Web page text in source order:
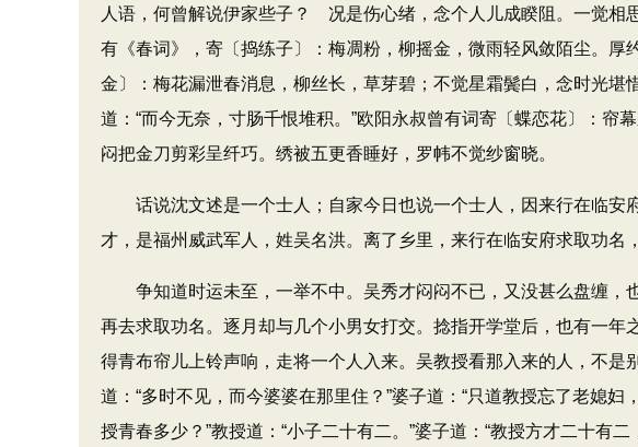
人语，何曾解说伊家些子？ 况是伤心绪，念个人儿成睽阻。一觉相
有《春词》​，寄〔捣练子〕：梅凋粉，柳摇金，微雨轻风敛陌尘。
金〕：梅花漏泄春消息，柳丝长，草芽碧；不觉星霜鬓白，念时光
道：​“而今无奈，寸肠千恨堆积。​”欧阳永叔曾有词寄〔蝶恋花〕：
闷把金刀剪彩呈纤巧。绣被五更香睡好，罗帏不觉纱窗晓。
话说沈文述是一个士人；自家今日也说一个士人，因来行在临安
才，是福州威武军人，姓吴名洪。离了乡里，来行在临安府求取功名
争知道时运未至，一举不中。吴秀才闷闷不已，又没甚么盘缠，
再去求取功名。逐月却与几个小男女打交。捻指开学堂后，也有一
得青布帘儿上铃声响，走将一个人入来。吴教授看那入来的人，不
道：​“多时不见，而今婆婆在那里住？​”婆子道：​“只道教授忘了老媳
授青春多少？​”教授道：​“小子二十有二。​”婆子道：​“教授方才二十有